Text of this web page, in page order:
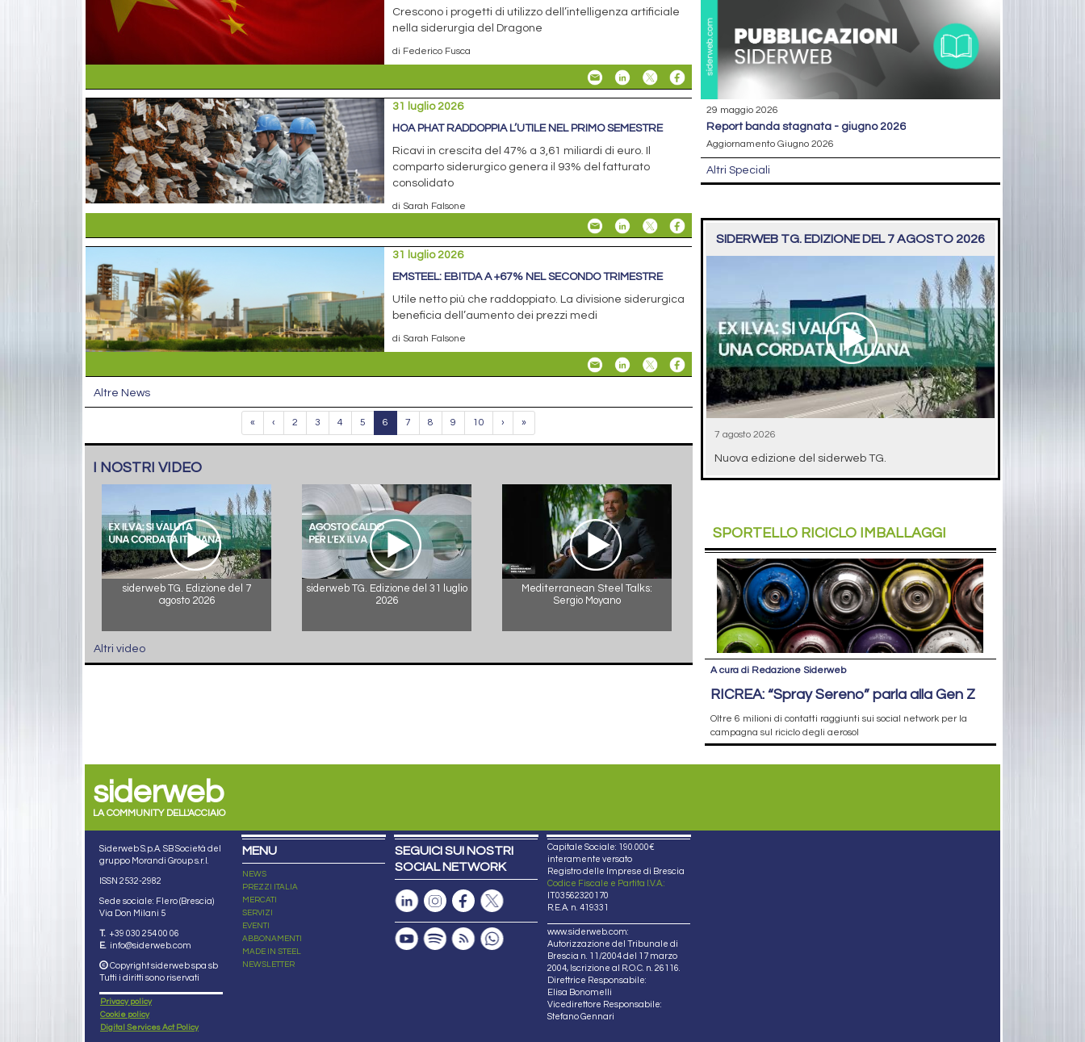
Crescono i progetti di utilizzo dell’intelligenza artificiale
nella siderurgia del Dragone
di Federico Fusca
31 luglio 2026
HOA PHAT RADDOPPIA L’UTILE NEL PRIMO SEMESTRE
Ricavi in crescita del 47% a 3,61 miliardi di euro. Il
comparto siderurgico genera il 93% del fatturato
consolidato
di Sarah Falsone
31 luglio 2026
EMSTEEL: EBITDA A +67% NEL SECONDO TRIMESTRE
Utile netto più che raddoppiato. La divisione siderurgica
beneficia dell’aumento dei prezzi medi
di Sarah Falsone
Altre News
« ‹ 2 3 4 5 6 7 8 9 10 › »
I NOSTRI VIDEO
siderweb TG. Edizione del 7
agosto 2026
siderweb TG. Edizione del 31 luglio
2026
Mediterranean Steel Talks:
Sergio Moyano
Altri video
29 maggio 2026
report banda stagnata - giugno 2026
Aggiornamento Giugno 2026
Altri Speciali
SIDERWEB TG. EDIZIONE DEL 7 AGOSTO 2026
7 agosto 2026
Nuova edizione del siderweb TG.
SPORTELLORICICLO IMBALLAGGI
A cura di Redazione Siderweb
RICREA: “Spray Sereno” parla alla Gen Z
Oltre 6 milioni di contatti raggiunti sui social network per la
campagna sul riciclo degli aerosol
siderweb
LA COMMUNITY DELL'ACCIAIO
Siderweb S.p.A. SB Società del
gruppo Morandi Group s.r.l.
ISSN 2532-2982
Sede sociale: Flero (Brescia)
Via Don Milani 5
T. +39 030 254 00 06
E. info@siderweb.com
Copyright siderweb spa sb
Tutti i diritti sono riservati
Privacy policy
Cookie policy
Digital Services Act Policy
MENU
NEWS
PREZZI ITALIA
MERCATI
SERVIZI
EVENTI
ABBONAMENTI
MADE IN STEEL
NEWSLETTER
SEGUICI SUI NOSTRI
SOCIAL NETWORK
Capitale Sociale: 190.000€
interamente versato
Registro delle Imprese di Brescia
Codice Fiscale e Partita I.V.A.:
IT03562320170
R.E.A. n. 419331
www.siderweb.com:
Autorizzazione del Tribunale di
Brescia n. 11/2004 del 17 marzo
2004, Iscrizione al R.O.C. n. 26116.
Direttrice Responsabile:
Elisa Bonomelli
Vicedirettore Responsabile:
Stefano Gennari